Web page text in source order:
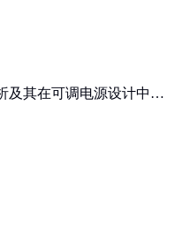
及其在可调电源设计中的